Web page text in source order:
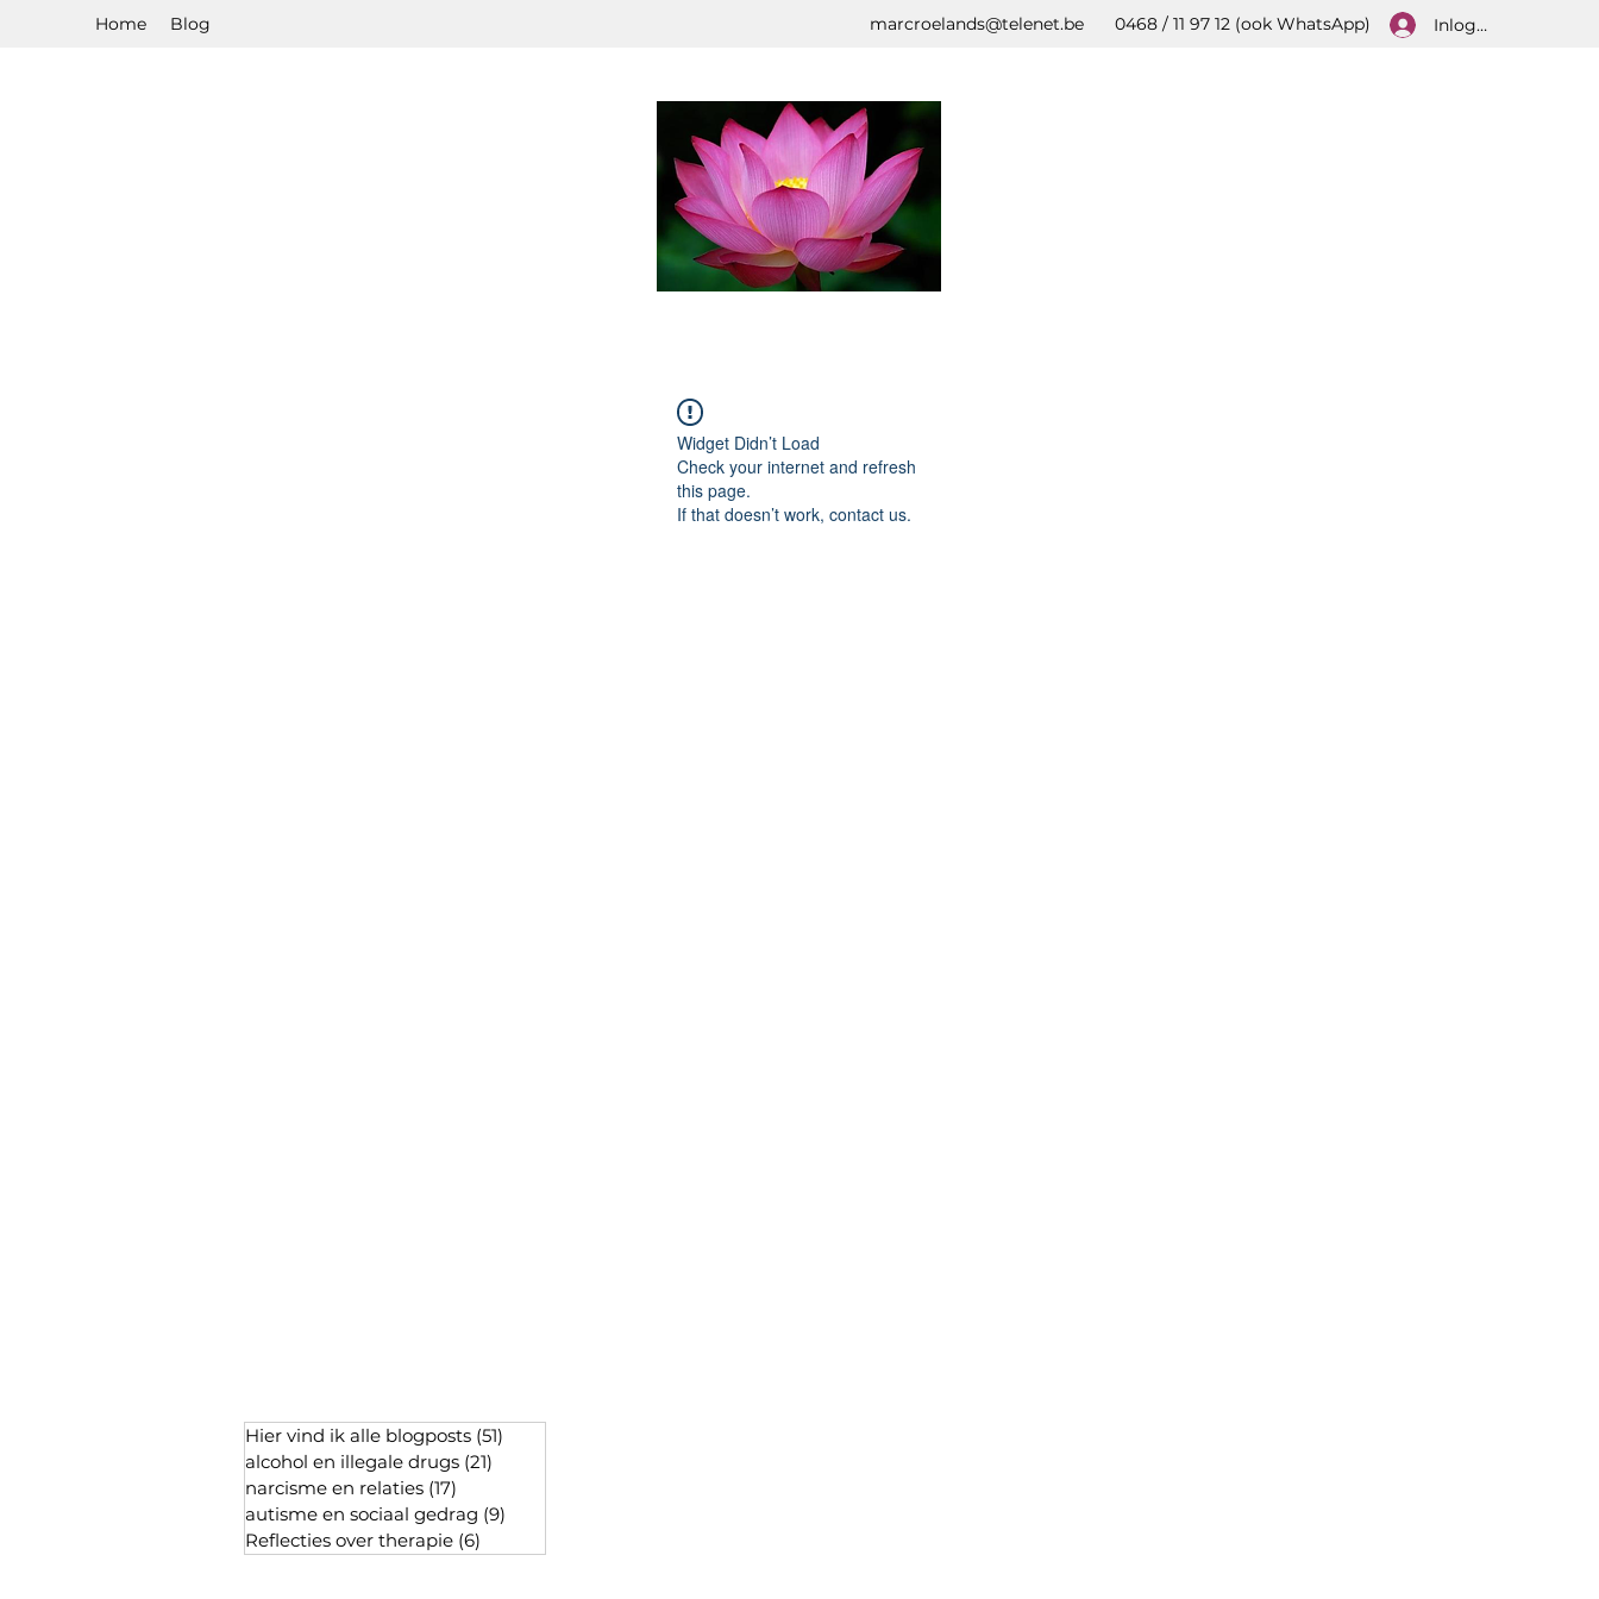
Home Blog marcroelands@telenet.be 0468 / 11 97 12 (ook WhatsApp) Inloggen
Widget Didn’t Load
Check your internet and refresh
this page.
If that doesn’t work, contact us.
Hier vind ik alle blogposts (51)
alcohol en illegale drugs (21)
narcisme en relaties (17)
autisme en sociaal gedrag (9)
Reflecties over therapie (6)